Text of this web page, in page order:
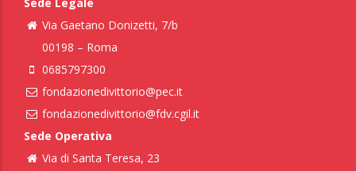
Via Gaetano Donizetti, 7/b
00198 – Roma
0685797300
fondazionedivittorio@pec.it
fondazionedivittorio@fdv.cgil.it
Sede Operativa
Via di Santa Teresa, 23